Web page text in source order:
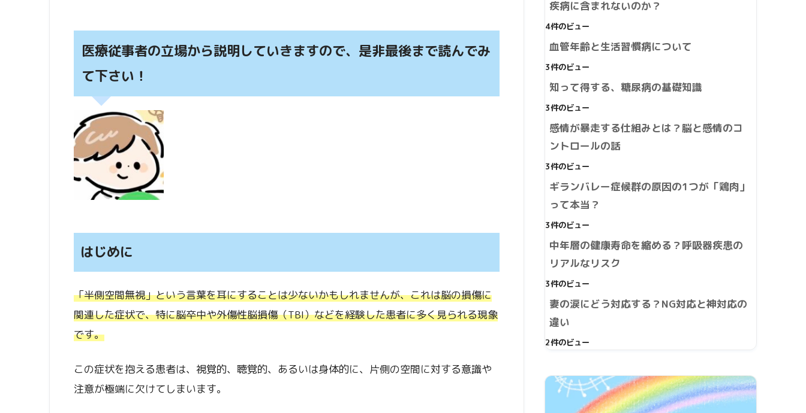
医療従事者の立場から説明していきますので、是非最後まで読んでみ
て下さい！
はじめに
「半側空間無視」という言葉を耳にすることは少ないかもしれませんが、これは脳の損傷に
関連した症状で、特に脳卒中や外傷性脳損傷（TBI）などを経験した患者に多く見られる現象
です。
この症状を抱える患者は、視覚的、聴覚的、あるいは身体的に、片側の空間に対する意識や
注意が極端に欠けてしまいます。
疾病に含まれないのか？
4件のビュー
血管年齢と生活習慣病について
3件のビュー
知って得する、糖尿病の基礎知識
3件のビュー
感情が暴走する仕組みとは？脳と感情のコ
ントロールの話
3件のビュー
ギランバレー症候群の原因の1つが「鶏肉」
って本当？
3件のビュー
中年層の健康寿命を縮める？呼吸器疾患の
リアルなリスク
3件のビュー
妻の涙にどう対応する？NG対応と神対応の
違い
2件のビュー